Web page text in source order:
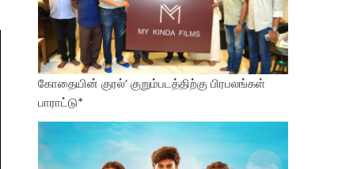
கோதையின் குரல்’ குறும்படத்திற்கு பிரபலங்கள்
பாராட்டு*